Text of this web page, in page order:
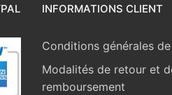
INFORMATIONS CLIENT
Conditions générales
Modalités de retour et
remboursement